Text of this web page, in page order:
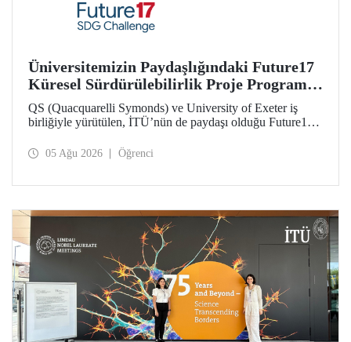
Üniversitemizin Paydaşlığındaki Future17
Küresel Sürdürülebilirlik Proje Programı,
Öğrencilerimizin Başvurularını Bekliyor
QS (Quacquarelli Symonds) ve University of Exeter iş
birliğiyle yürütülen, İTÜ’nün de paydaşı olduğu Future17
öğrenci başvuruları açıldı. Başvurular için son gün 31
05 Ağu 2026 Öğrenci